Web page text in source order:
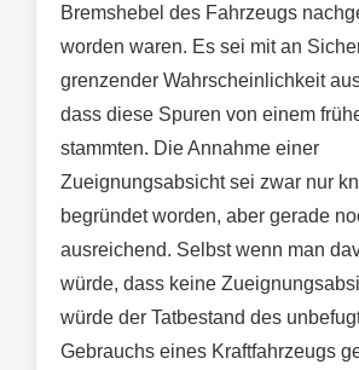
Bremshebel des Fahrzeugs
worden waren. Es sei mit an
grenzender Wahrscheinlichkeit
dass diese Spuren von einem
stammten. Die Annahme einer
Zueignungsabsicht sei zwar nur
begründet worden, aber gerade
ausreichend. Selbst wenn man
würde, dass keine
würde der Tatbestand des
Gebrauchs eines Kraftfahrzeugs